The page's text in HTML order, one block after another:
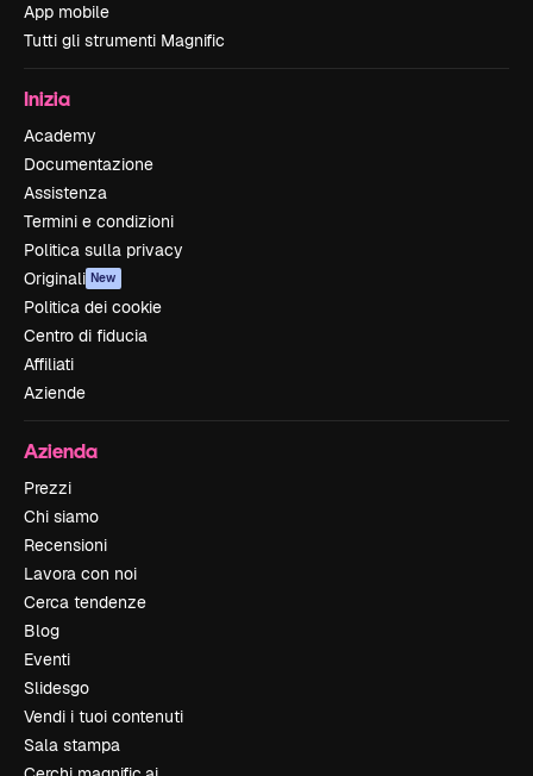
App mobile
Tutti gli strumenti Magnific
Inizia
Academy
Documentazione
Assistenza
Termini e condizioni
Politica sulla privacy
Originali New
Politica dei cookie
Centro di fiducia
Affiliati
Aziende
Azienda
Prezzi
Chi siamo
Recensioni
Lavora con noi
Cerca tendenze
Blog
Eventi
Slidesgo
Vendi i tuoi contenuti
Sala stampa